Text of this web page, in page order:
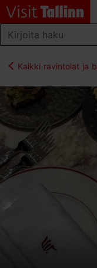
Kaikki ravintolat ja